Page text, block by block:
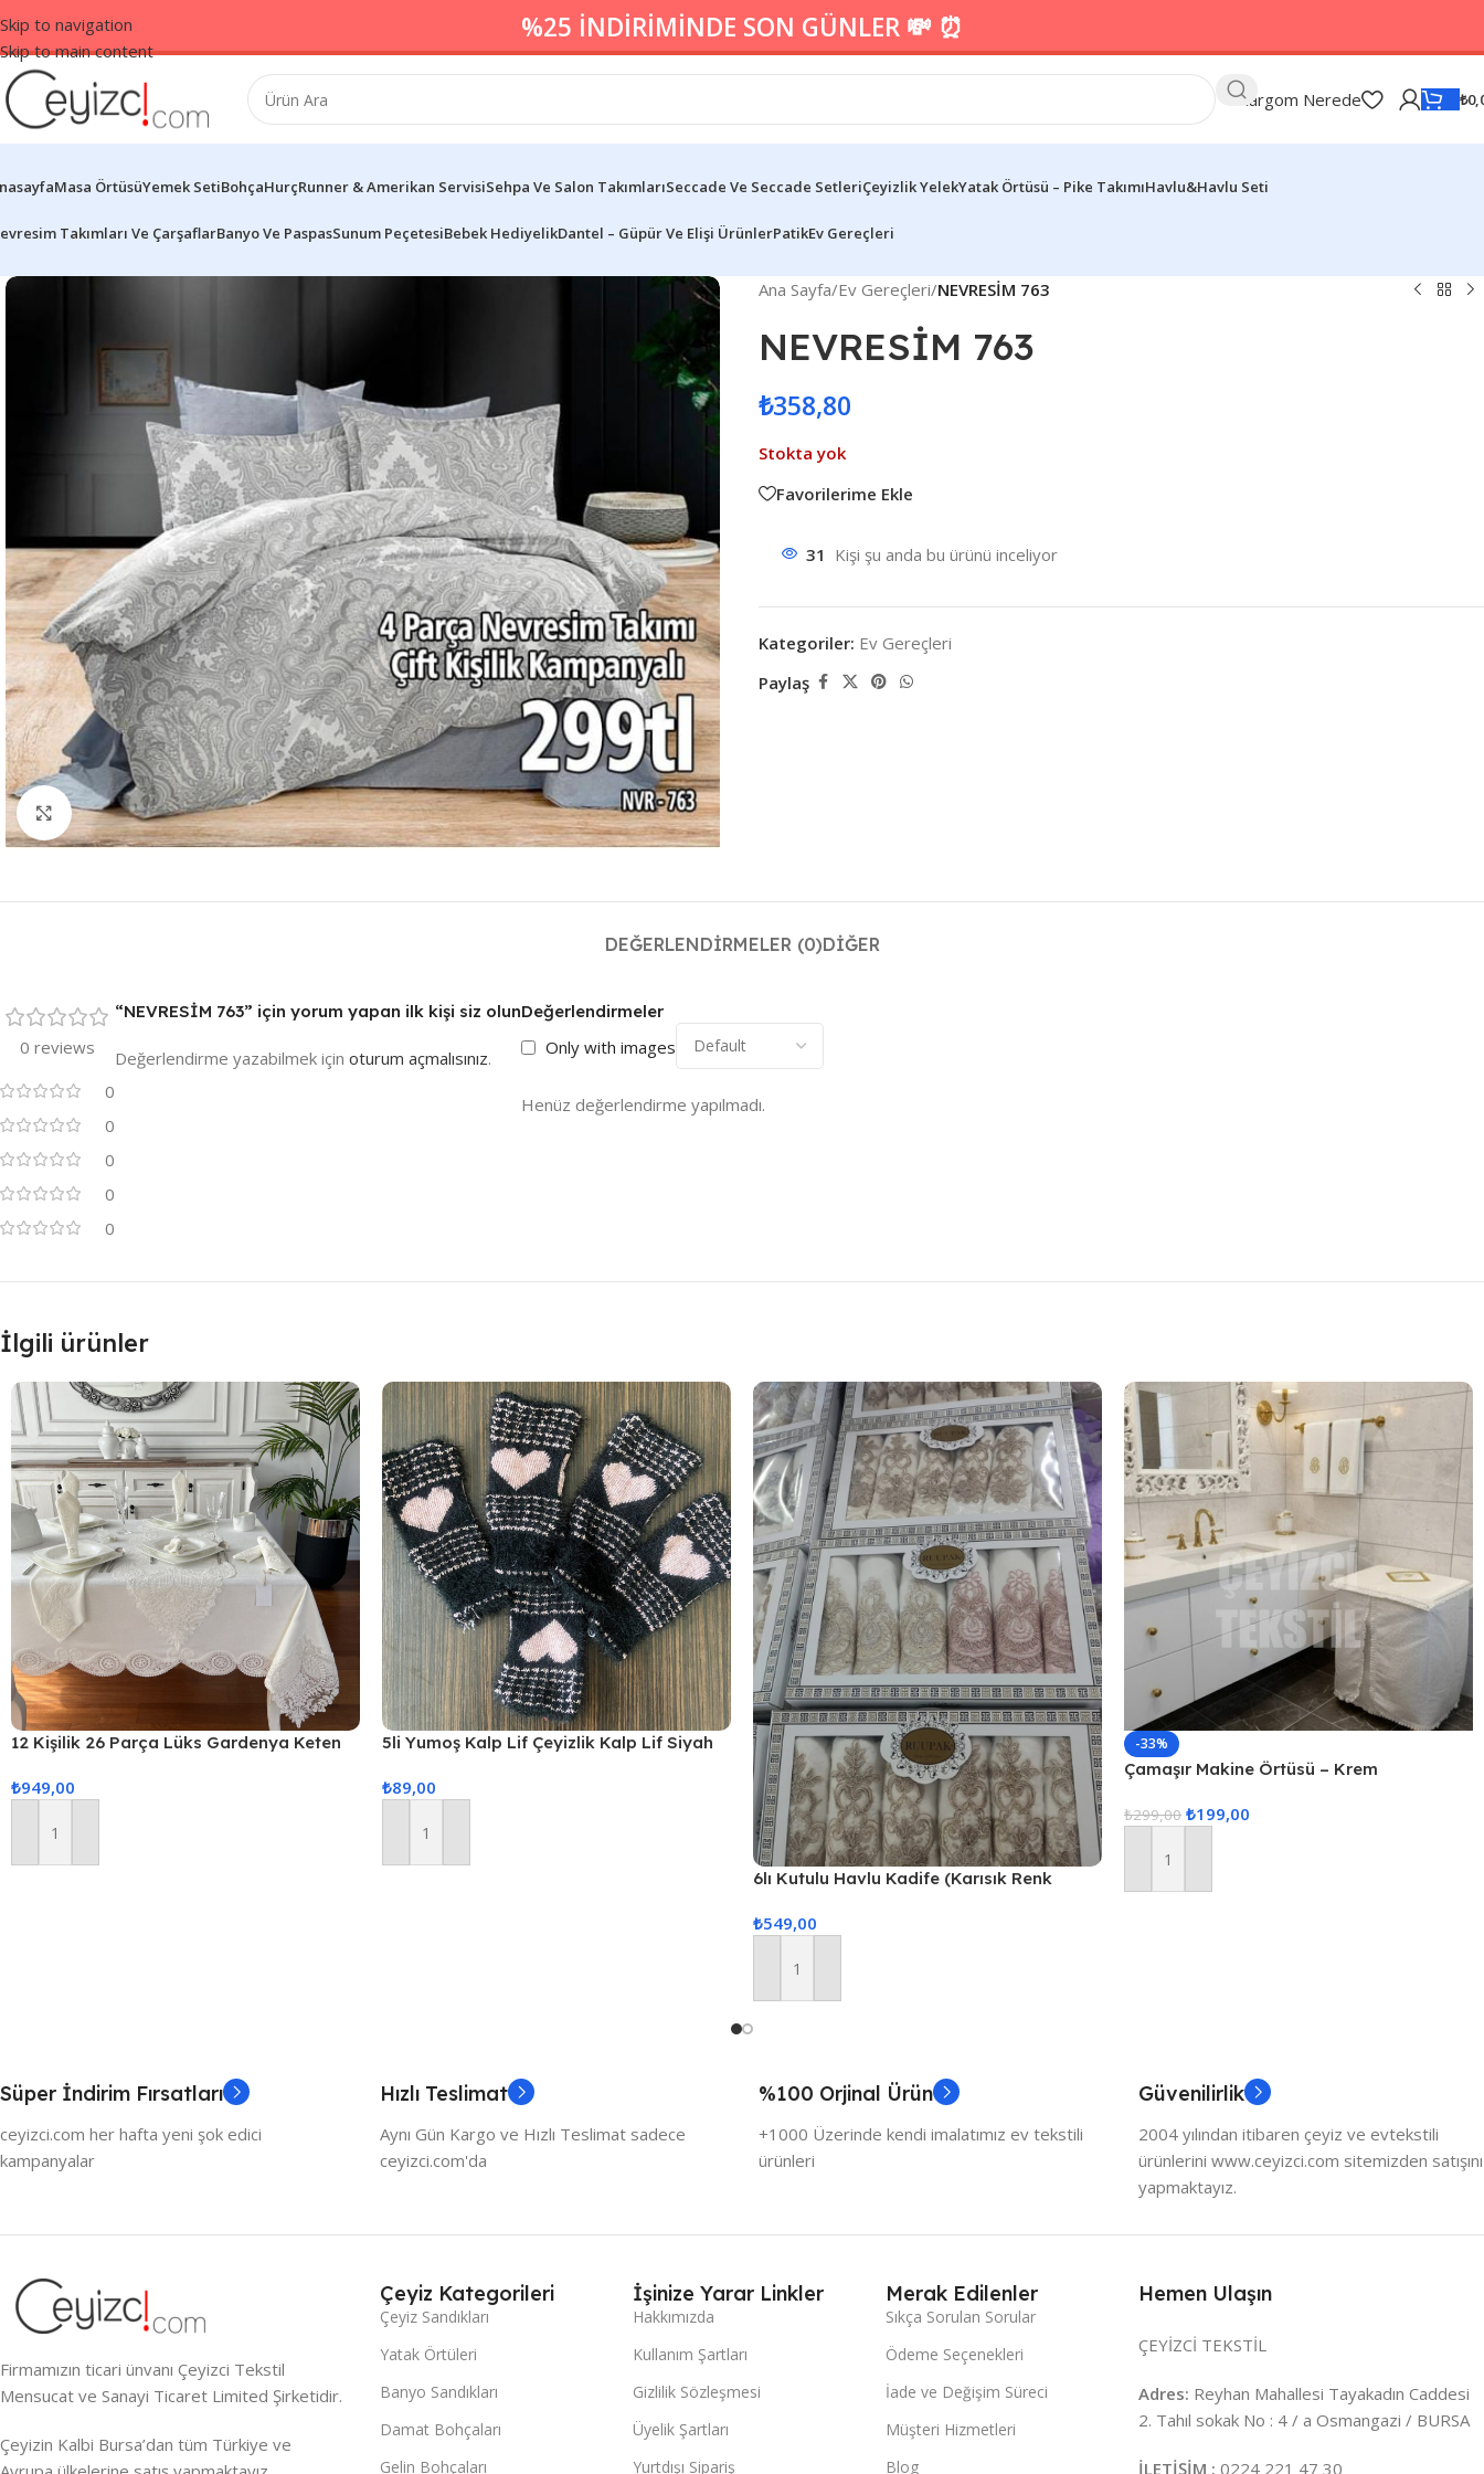
Skip to navigation
Skip to main content
%25 İNDİRİMİNDE SON GÜNLER 💸 ⏰
Kargom Nerede ₺
Masa ÖrtüsüYemek SetiBohçaHurçRunner & Amerikan ServisiSehpa Ve Salon TakımlarıSeccade Ve Seccade SetleriÇeyizlik YelekYatak Örtüsü – Pike TakımıHavlu&Havlu Seti
Takımları Ve ÇarşaflarBanyo Ve PaspasSunum PeçetesiBebek HediyelikDantel – Güpür Ve Elişi ÜrünlerPatikEv Gereçleri
Resmi Büyüt
Ana Sayfa/Ev Gereçleri/NEVRESİM 763
NEVRESİM 763
₺358,80
Stokta yok
Favorilerime Ekle
31 Kişi şu anda bu ürünü inceliyor
Kategoriler: Ev Gereçleri
Paylaş
DEĞERLENDIRMELER (0)DIĞER
0 reviews
0
0
0
0
0
Değerlendirmeler
Only with images
Henüz değerlendirme yapılmadı.
“NEVRESİM 763” için yorum yapan ilk kişi siz olun
Değerlendirme yazabilmek için oturum açmalısınız.
İlgili ürünler
12 Kişilik 26 Parça Lüks Gardenya Keten
₺949,00
Sepete Ekle
5li Yumoş Kalp Lif Çeyizlik Kalp Lif Siyah
₺89,00
Sepete Ekle
6lı Kutulu Havlu Kadife (Karısık Renk
₺549,00
Sepete Ekle
-33%
Çamaşır Makine Örtüsü – Krem
₺299,00 ₺199,00
Sepete Ekle
Süper İndirim Fırsatları
ceyizci.com her hafta yeni şok edici
kampanyalar
Hızlı Teslimat
Aynı Gün Kargo ve Hızlı Teslimat sadece
ceyizci.com'da
%100 Orjinal Ürün
+1000 Üzerinde kendi imalatımız ev tekstili
ürünleri
Güvenilirlik
2004 yılından itibaren çeyiz ve evtekstili
ürünlerini www.ceyizci.com sitemizden satışını
yapmaktayız.
Firmamızın ticari ünvanı Çeyizci Tekstil
Mensucat ve Sanayi Ticaret Limited Şirketidir.
Çeyizin Kalbi Bursa’dan tüm Türkiye ve
Çeyiz Kategorileri
Çeyiz Sandıkları
Yatak Örtüleri
Banyo Sandıkları
Damat Bohçaları
Gelin Bohçaları
İşinize Yarar Linkler
Hakkımızda
Kullanım Şartları
Gizlilik Sözleşmesi
Üyelik Şartları
Yurtdışı Sipariş
Merak Edilenler
Sıkça Sorulan Sorular
Ödeme Seçenekleri
İade ve Değişim Süreci
Müşteri Hizmetleri
Blog
Hemen Ulaşın
ÇEYİZCİ TEKSTİL
Adres: Reyhan Mahallesi Tayakadın Caddesi
2. Tahıl sokak No : 4 / a Osmangazi / BURSA
İLETİŞİM : 0224 221 47 30